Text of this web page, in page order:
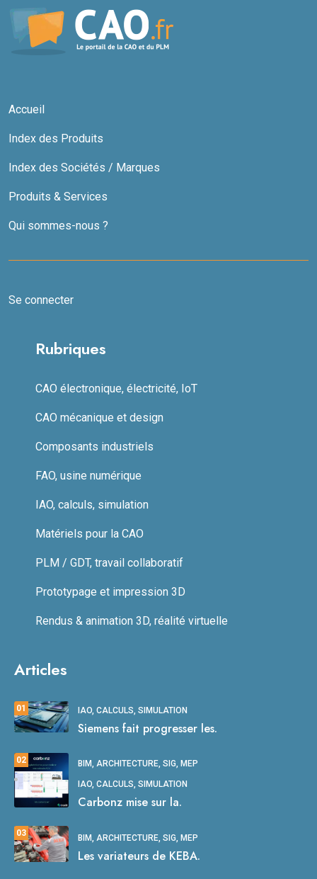
Accueil
Index des Produits
Index des Sociétés / Marques
Produits & Services
Qui sommes-nous ?
Se connecter
Rubriques
CAO électronique, électricité, IoT
CAO mécanique et design
Composants industriels
FAO, usine numérique
IAO, calculs, simulation
Matériels pour la CAO
PLM / GDT, travail collaboratif
Prototypage et impression 3D
Rendus & animation 3D, réalité virtuelle
Articles
01 IAO, CALCULS, SIMULATION
Siemens fait progresser les.
02 BIM, ARCHITECTURE, SIG, MEP
IAO, CALCULS, SIMULATION
Carbonz mise sur la.
03 BIM, ARCHITECTURE, SIG, MEP
Les variateurs de KEBA.